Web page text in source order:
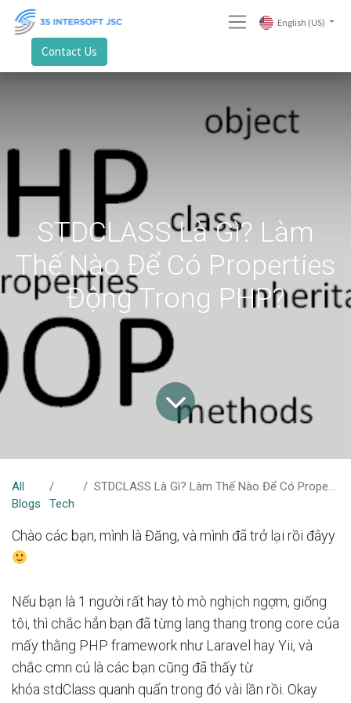
English (US)
Contact Us
STDCLASS Là Gì? Làm
Thế Nào Để Có Properties
Động Trong PHP?
All
Blogs
Tech
STDCLASS Là Gì? Làm Thế Nào Để Có Properties Động Trong PHP?
Chào các bạn, mình là Đăng, và mình đã trở lại rồi đâyy
Nếu bạn là 1 người rất hay tò mò nghịch ngợm, giống
tôi, thì chắc hẳn bạn đã từng lang thang trong core của
mấy thằng PHP framework như Laravel hay Yii, và
chắc cmn cú là các bạn cũng đã thấy từ
khóa stdClass quanh quẩn trong đó vài lần rồi. Okay